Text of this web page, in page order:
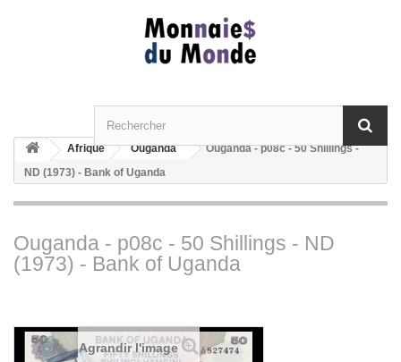
Afrique Ouganda
Ouganda - p08c - 50 Shillings -
ND (1973) - Bank of Uganda
Ouganda - p08c - 50 Shillings - ND
(1973) - Bank of Uganda
Agrandir l'image